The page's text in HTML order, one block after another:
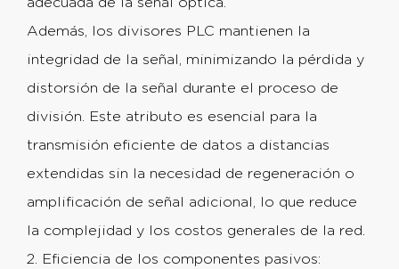
Además, los divisores PLC mantienen la
integridad de la señal, minimizando la pérdida y
distorsión de la señal durante el proceso de
división. Este atributo es esencial para la
transmisión eficiente de datos a distancias
extendidas sin la necesidad de regeneración o
amplificación de señal adicional, lo que reduce
la complejidad y los costos generales de la red.
2. Eficiencia de los componentes pasivos: